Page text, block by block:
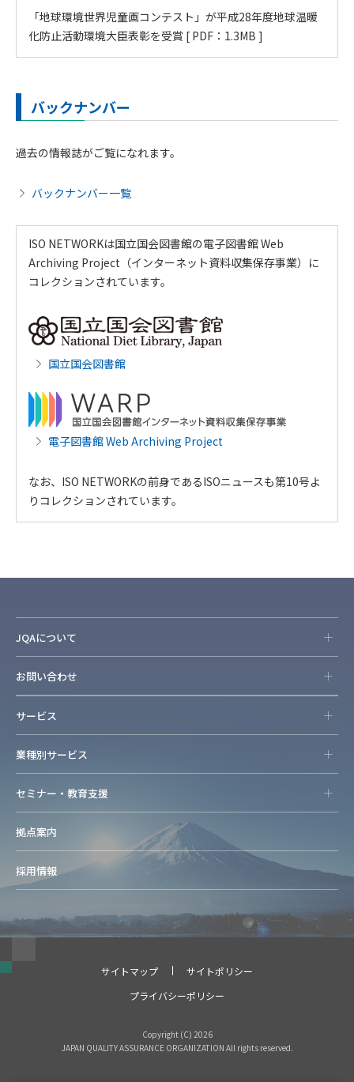
「地球環境世界児童画コンテスト」が平成28年度地球温暖
化防止活動環境大臣表彰を受賞 [ PDF：1.3MB ]
バックナンバー
過去の情報誌がご覧になれます。
バックナンバー一覧
ISO NETWORKは国立国会図書館の電子図書館 Web
Archiving Project（インターネット資料収集保存事業）に
コレクションされています。
国立国会図書館
電子図書館 Web Archiving Project
なお、ISO NETWORKの前身であるISOニュースも第10号よ
りコレクションされています。
JQAについて
お問い合わせ
サービス
業種別サービス
セミナー・教育支援
拠点案内
採用情報
サイトマップ
サイトポリシー
プライバシーポリシー
Copyright (C) 2026
JAPAN QUALITY ASSURANCE ORGANIZATION All rights reserved.